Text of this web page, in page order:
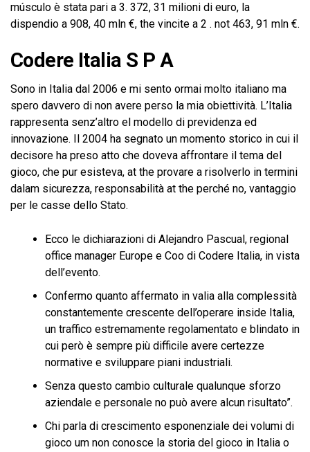
músculo è stata pari a 3. 372, 31 milioni di euro, la
dispendio a 908, 40 mln €, the vincite a 2 . not 463, 91 mln €.
Codere Italia S P A
Sono in Italia dal 2006 e mi sento ormai molto italiano ma
spero davvero di non avere perso la mia obiettività. L’Italia
rappresenta senz’altro el modello di previdenza ed
innovazione. Il 2004 ha segnato un momento storico in cui il
decisore ha preso atto che doveva affrontare il tema del
gioco, che pur esisteva, at the provare a risolverlo in termini
dalam sicurezza, responsabilità at the perché no, vantaggio
per le casse dello Stato.
Ecco le dichiarazioni di Alejandro Pascual, regional
office manager Europe e Coo di Codere Italia, in vista
dell’evento.
Confermo quanto affermato in valia alla complessità
constantemente crescente dell’operare inside Italia,
un traffico estremamente regolamentato e blindato in
cui però è sempre più difficile avere certezze
normative e sviluppare piani industriali.
Senza questo cambio culturale qualunque sforzo
aziendale e personale no può avere alcun risultato”.
Chi parla di crescimento esponenziale dei volumi di
gioco um non conosce la storia del gioco in Italia o